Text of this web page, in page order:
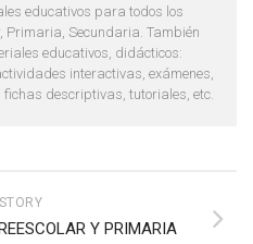
educativos para todos los
Primaria, Secundaria. También
educativos, didácticos:
interactivas, exámenes,
descriptivas, tutoriales, etc.
Y PRIMARIA